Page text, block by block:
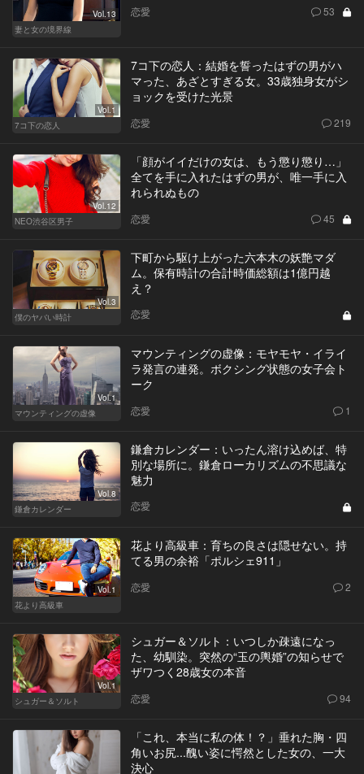
Vol.13
妻と女の境界線
恋愛 53
Vol.1
7コ下の恋人
7コ下の恋人：結婚を誓ったはずの男がハ
マった、あざとすぎる女。33歳独身女がシ
ョックを受けた光景
恋愛 219
Vol.12
NEO渋谷区男子
「顔がイイだけの女は、もう懲り懲り…」
全てを手に入れたはずの男が、唯一手に入
れられぬもの
恋愛 45
Vol.3
僕のヤバい時計
下町から駆け上がった六本木の妖艶マダ
ム。保有時計の合計時価総額は1億円越
え？
恋愛
Vol.1
マウンティングの虚像
マウンティングの虚像：モヤモヤ・イライ
ラ発言の連発。ボクシング状態の女子会ト
ーク
恋愛 1
Vol.8
鎌倉カレンダー
鎌倉カレンダー：いったん溶け込めば、特
別な場所に。鎌倉ローカリズムの不思議な
魅力
恋愛
Vol.1
花より高級車
花より高級車：育ちの良さは隠せない。持
てる男の余裕「ポルシェ911」
恋愛 2
Vol.1
シュガー＆ソルト
シュガー＆ソルト：いつしか疎遠になっ
た、幼馴染。突然の“玉の輿婚”の知らせで
ザワつく28歳女の本音
恋愛 94
「これ、本当に私の体！？」垂れた胸・四
角いお尻...醜い姿に愕然とした女の、一大
決心